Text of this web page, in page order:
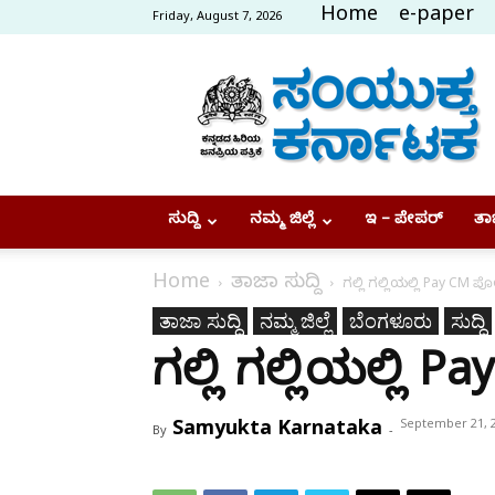
Friday, August 7, 2026 Home e-paper
Samyukta
Karnataka
ಸುದ್ದಿ ನಮ್ಮ ಜಿಲ್ಲೆ ಇ – ಪೇಪರ್
Home ತಾಜಾ ಸುದ್ದಿ ಗಲ್ಲಿ ಗಲ್ಲಿಯಲ್ಲಿ Pay CM
ತಾಜಾ ಸುದ್ದಿ ನಮ್ಮ ಜಿಲ್ಲೆ ಬೆಂಗಳೂರು ಸುದ್ದಿ
ಗಲ್ಲಿ ಗಲ್ಲಿಯಲ್ಲಿ
By Samyukta Karnataka - September 21,